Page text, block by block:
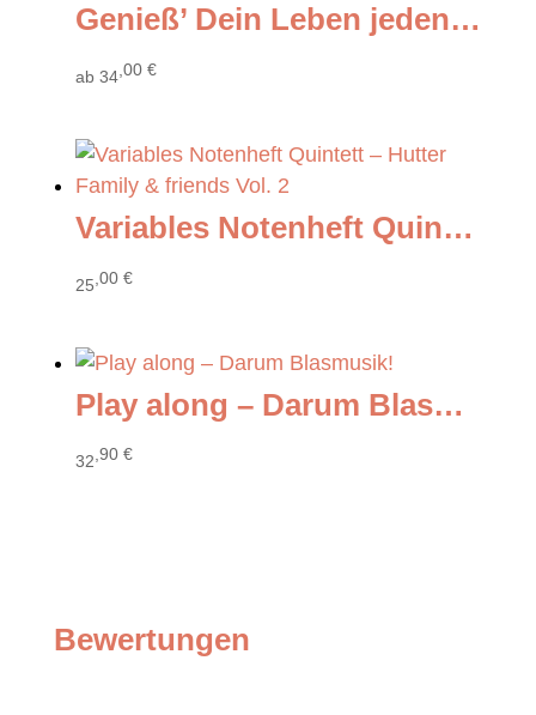
Genieß’ Dein Leben jeden Tag (Polka)
ab 34 ,00 €
Variables Notenheft Quintett – Hutter Family & friends Vol. 2
25 ,00 €
Play along – Darum Blasmusik!
32,90 €
Bewertungen